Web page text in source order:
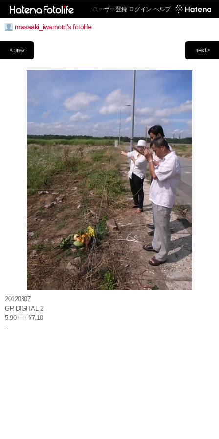
ユーザー登録 ログイン ヘルプ
masaaki_iwamoto's fotolife
next>
<prev
20120307
GR DIGITAL 2
5.90mm f/7.10